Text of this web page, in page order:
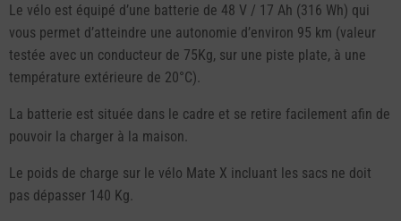
Le vélo est équipé d’une batterie de 48 V / 17 Ah (316 Wh) qui
vous permet d’atteindre une autonomie d’environ 95 km (valeur
testée avec un conducteur de 75Kg, sur une piste plate, à une
température extérieure de 20°C).
La batterie est située dans le cadre et se retire facilement afin de
pouvoir la charger à la maison.
Le poids de charge sur le vélo Mate X incluant les sacs ne doit
pas dépasser 140 Kg.